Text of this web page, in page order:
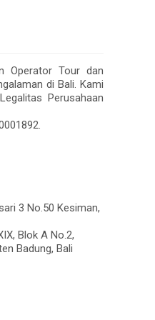
Operator Tour dan
di Bali. Kami
Perusahaan
3 No.50 Kesiman,
Blok A No.2,
Badung, Bali